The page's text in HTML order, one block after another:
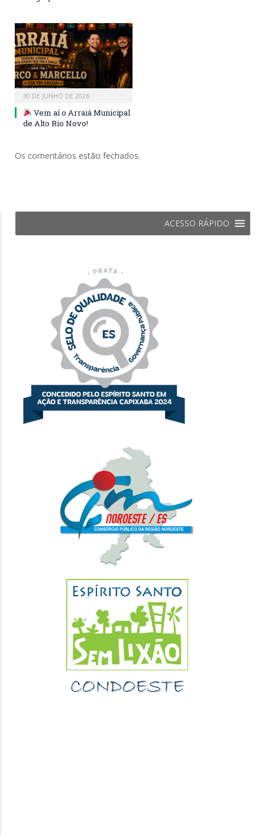
30 DE JUNHO DE 2026
Vem aí o Arraiá Municipal
de Alto Rio Novo!
Os comentários estão fechados.
ACESSO RÁPIDO